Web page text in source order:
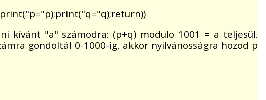
kívánt "a" számodra: (p+q) modulo 1001 = a teljesül.
gondoltál 0-1000-ig, akkor nyilvánosságra hozod p